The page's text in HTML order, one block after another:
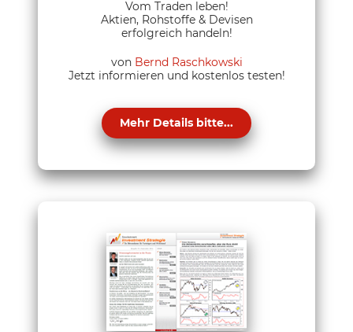
Vom Traden leben!
Aktien, Rohstoffe & Devisen
erfolgreich handeln!
von Bernd Raschkowski
Jetzt informieren und kostenlos testen!
Mehr Details bitte...